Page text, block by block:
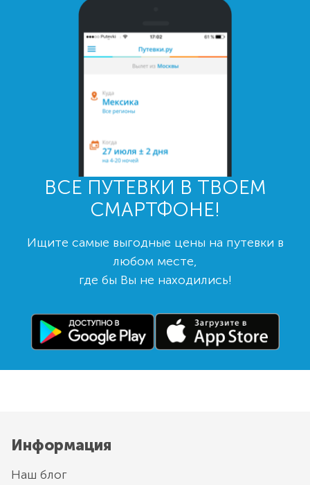
ВСЕ ПУТЕВКИ В ТВОЕМ
СМАРТФОНЕ!
Ищите самые выгодные цены на путевки в
любом месте,
где бы Вы не находились!
Информация
Наш блог